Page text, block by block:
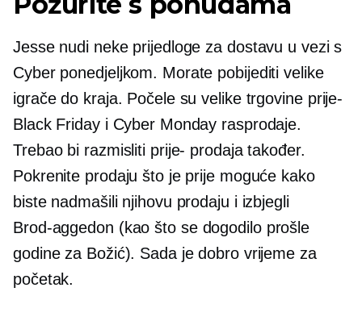
Jesse nudi neke prijedloge za dostavu u vezi s
Cyber ​​ponedjeljkom. Morate pobijediti velike
igrače do kraja. Počele su velike trgovine prije-
Black Friday i Cyber ​​Monday rasprodaje.
Trebao bi razmisliti prije- prodaja također.
Pokrenite prodaju što je prije moguće kako
biste nadmašili njihovu prodaju i izbjegli
Brod-aggedon (kao što se dogodilo prošle
godine za Božić). Sada je dobro vrijeme za
početak.